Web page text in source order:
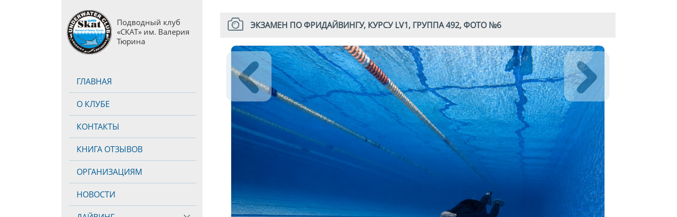
Подводный клуб
«СКАТ» им. Валерия
Тюрина
ГЛАВНАЯ
О КЛУБЕ
КОНТАКТЫ
КНИГА ОТЗЫВОВ
ОРГАНИЗАЦИЯМ
НОВОСТИ
ЭКЗАМЕН ПО ФРИДАЙВИНГУ, КУРСУ LV1, ГРУППА 492, ФОТО №6